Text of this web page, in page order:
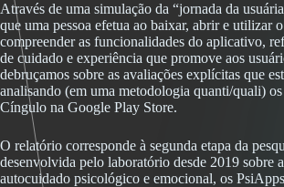
Através de uma simulação da “jornada da
que uma pessoa efetua ao baixar, abrir e utilizar
compreender as funcionalidades do aplicativo,
de cuidado e experiência que promove aos
debruçamos sobre as avaliações explícitas que
analisando (em uma metodologia quanti/quali)
Cíngulo na Google Play Store.
O relatório corresponde à segunda etapa da
desenvolvida pelo laboratório desde 2019 sobre
autocuidado psicológico e emocional, os